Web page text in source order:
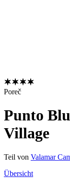
Poreč
Punto
Village
Teil von Valamar
Übersicht